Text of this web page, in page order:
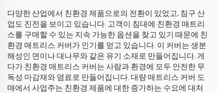
다양한 산업에서 친환경 제품으로의 전환이 있었고, 침구 산
업도 진전을 보이고 있습니다. 고객이 침대에 친환경 매트리
스를 구매할 수 있는 지속 가능한 옵션을 찾고 있기 때문에 친
환경 매트리스 커버가 인기를 얻고 있습니다. 이 커버는 생분
해성인 면이나 대나무와 같은 유기 소재로 만들어집니다. 게
다가 친환경 매트리스 커버는 사람과 환경에 모두 안전한 무
독성 마감재와 염료로 만들어집니다. 대량 매트리스 커버 도
매에서 사업주는 친환경 제품에 대한 증가하는 수요에 대처